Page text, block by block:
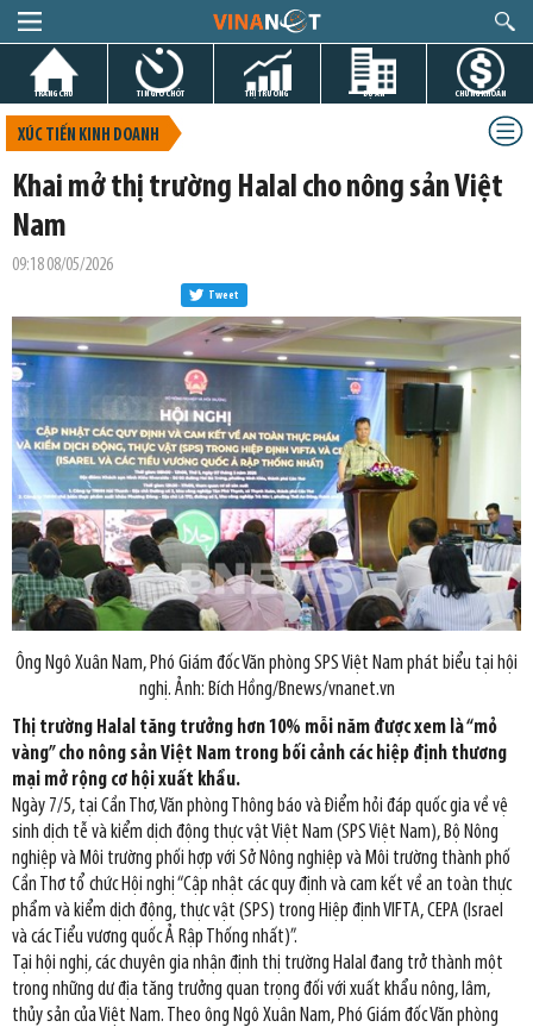
TRANG CHỦ TIN GIỜ CHÓT THỊ TRƯỜNG DỰ ÁN CHỨNG KHOÁN
XÚC TIẾN KINH DOANH
Khai mở thị trường Halal cho nông sản Việt
Nam
09:18 08/05/2026
Tweet
Ông Ngô Xuân Nam, Phó Giám đốc Văn phòng SPS Việt Nam phát biểu tại hội
nghị. Ảnh: Bích Hồng/Bnews/vnanet.vn
Thị trường Halal tăng trưởng hơn 10% mỗi năm được xem là “mỏ
vàng” cho nông sản Việt Nam trong bối cảnh các hiệp định thương
mại mở rộng cơ hội xuất khẩu.
Ngày 7/5, tại Cần Thơ, Văn phòng Thông báo và Điểm hỏi đáp quốc gia về vệ
sinh dịch tễ và kiểm dịch động thực vật Việt Nam (SPS Việt Nam), Bộ Nông
nghiệp và Môi trường phối hợp với Sở Nông nghiệp và Môi trường thành phố
Cần Thơ tổ chức Hội nghị “Cập nhật các quy định và cam kết về an toàn thực
phẩm và kiểm dịch động, thực vật (SPS) trong Hiệp định VIFTA, CEPA (Israel
và các Tiểu vương quốc Ả Rập Thống nhất)”.
Tại hội nghị, các chuyên gia nhận định thị trường Halal đang trở thành một
trong những dư địa tăng trưởng quan trọng đối với xuất khẩu nông, lâm,
thủy sản của Việt Nam. Theo ông Ngô Xuân Nam, Phó Giám đốc Văn phòng